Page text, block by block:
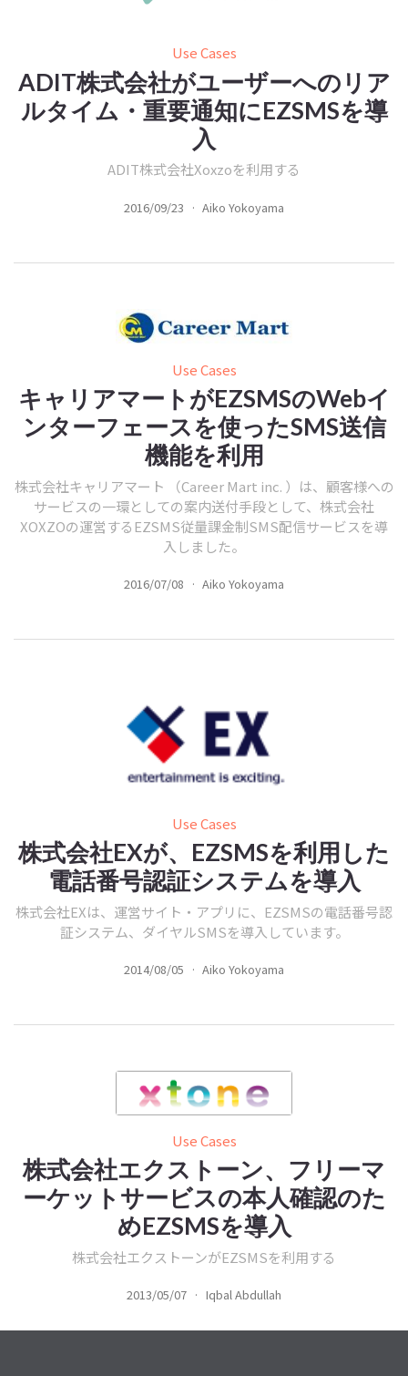
Use Cases
ADIT株式会社がユーザーへのリア
ルタイム・重要通知にEZSMSを導
入
ADIT株式会社Xoxzoを利用する
2016/09/23 · Aiko Yokoyama
Use Cases
キャリアマートがEZSMSのWebイ
ンターフェースを使ったSMS送信
機能を利用
株式会社キャリアマート （Career Mart inc. ）は、顧客様への
サービスの一環としての案内送付手段として、株式会社
XOXZOの運営するEZSMS従量課金制SMS配信サービスを導
入しました。
2016/07/08 · Aiko Yokoyama
Use Cases
株式会社EXが、EZSMSを利用した
電話番号認証システムを導入
株式会社EXは、運営サイト・アプリに、EZSMSの電話番号認
証システム、ダイヤルSMSを導入しています。
2014/08/05 · Aiko Yokoyama
Use Cases
株式会社エクストーン、フリーマ
ーケットサービスの本人確認のた
めEZSMSを導入
株式会社エクストーンがEZSMSを利用する
2013/05/07 · Iqbal Abdullah